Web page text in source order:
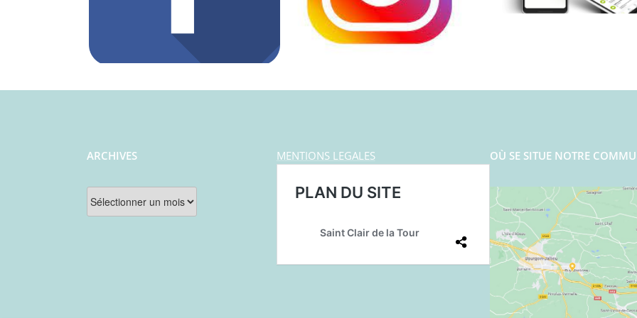
ARCHIVES MENTIONS LEGALES OÙ SE SITUE NOTRE